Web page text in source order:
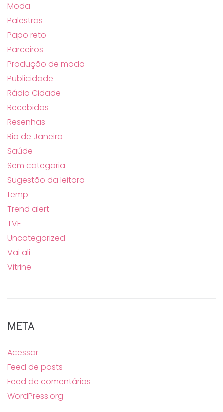
Moda
Palestras
Papo reto
Parceiros
Produção de moda
Publicidade
Rádio Cidade
Recebidos
Resenhas
Rio de Janeiro
Saúde
Sem categoria
Sugestão da leitora
temp
Trend alert
TVE
Uncategorized
Vai ali
Vitrine
META
Acessar
Feed de posts
Feed de comentários
WordPress.org